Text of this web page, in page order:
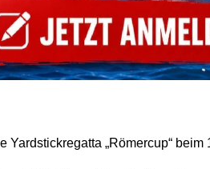
Yardstickregatta „Römercup“ beim